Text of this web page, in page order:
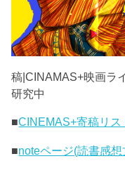
稿|CINAMAS+映画ラ
研究中
■CINEMAS+寄稿リス
■noteページ(読書感